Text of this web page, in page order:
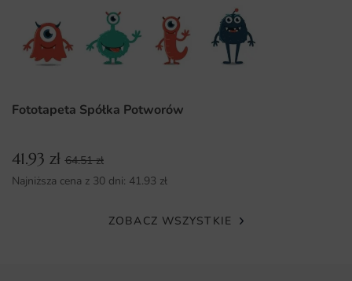
Ekologiczne tusze, które są bezpieczne dla zdrowia i
środowiska.
Fototapeta Spółka Potworów
41.93 zł 64.51zł
Najniższa cena z 30 dni: 41.93 zł
ZOBACZ WSZYSTKIE